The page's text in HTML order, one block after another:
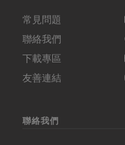
常見問題
聯絡我們
下載專區
友善連結
聯絡我們